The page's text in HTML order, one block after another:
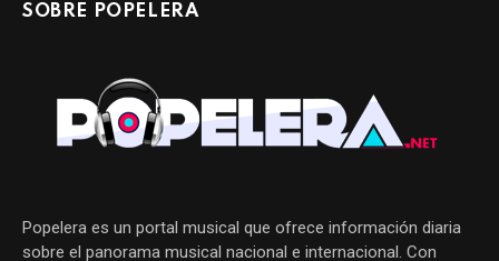
SOBRE POPELERA
Popelera es un portal musical que ofrece información diaria
sobre el panorama musical nacional e internacional. Con